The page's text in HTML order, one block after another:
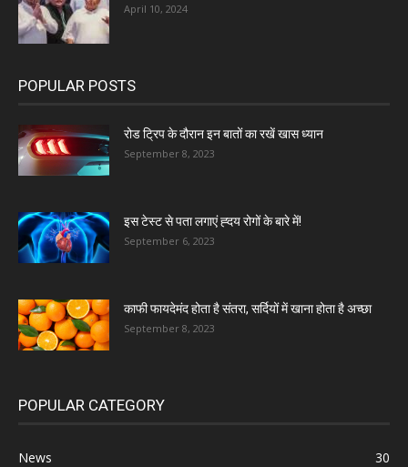
April 10, 2024
POPULAR POSTS
रोड ट्रिप के दौरान इन बातों का रखें खास ध्यान
September 8, 2023
इस टेस्ट से पता लगाएं ह्दय रोगों के बारे में!
September 6, 2023
काफी फायदेमंद होता है संतरा, सर्दियों में खाना होता है अच्छा
September 8, 2023
POPULAR CATEGORY
News
30